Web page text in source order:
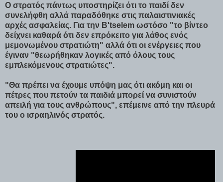
Ο στρατός πάντως υποστηρίζει ότι το παιδί δεν
συνελήφθη αλλά παραδόθηκε στις παλαιστινιακές
αρχές ασφαλείας. Για την B'tselem ωστόσο "το βίντεο
δείχνει καθαρά ότι δεν επρόκειτο για λάθος ενός
μεμονωμένου στρατιώτη" αλλά ότι οι ενέργειες που
έγιναν "θεωρήθηκαν λογικές από όλους τους
εμπλεκόμενους στρατιώτες".
"Θα πρέπει να έχουμε υπόψη μας ότι ακόμη και οι
πέτρες που πετούν τα παιδιά μπορεί να συνιστούν
απειλή για τους ανθρώπους", επέμεινε από την πλευρά
του ο ισραηλινός στρατός.